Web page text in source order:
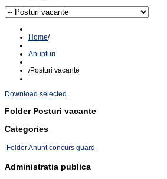
Home/
Anunturi
/Posturi vacante
Download selected
Folder Posturi vacante
Categories
FolderAnunt concurs guard
Administratia publica